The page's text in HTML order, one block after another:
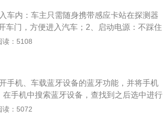
大功率155千瓦，百公里加速时间分别是8.2
车内：车主只需随身携带感应卡站在探测器
车门，方便进入汽车；2、启动电源：不踩住
；3、启动发动机：踩住刹车不放，挂N挡或
，轴距为2945mm。奥迪a6的multitronic
历史上，第一次实现了真正的无级变速，其
统的齿轮组变速方式，所以动力输出全无顿
读：5108
手机、车载蓝牙设备的蓝牙功能，并将手机
在手机中搜索蓝牙设备，查找到之后选中进行
对后则连接成功。连接成功后可通过方向盘
读：5072